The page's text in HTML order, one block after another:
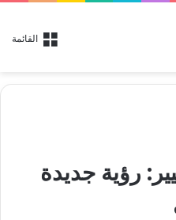
القائمة
رؤية جديدة